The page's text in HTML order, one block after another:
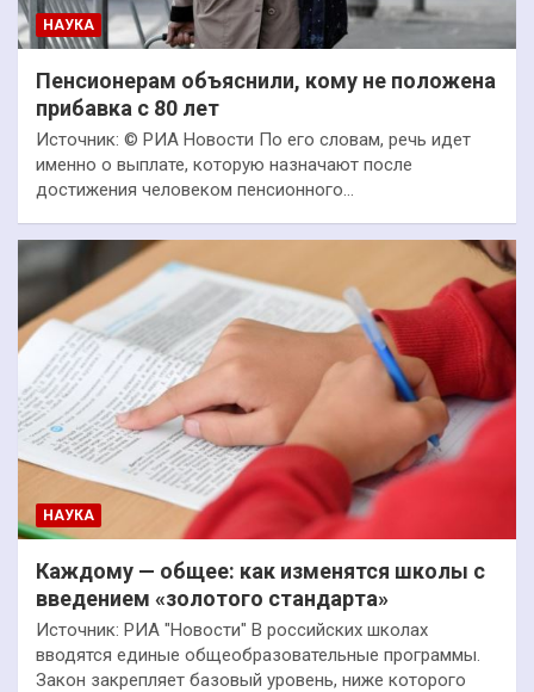
НАУКА
Пенсионерам объяснили, кому не положена
прибавка с 80 лет
Источник: © РИА Новости По его словам, речь идет
именно о выплате, которую назначают после
достижения человеком пенсионного…
НАУКА
Каждому — общее: как изменятся школы с
введением «золотого стандарта»
Источник: РИА "Новости" В российских школах
вводятся единые общеобразовательные программы.
Закон закрепляет базовый уровень, ниже которого